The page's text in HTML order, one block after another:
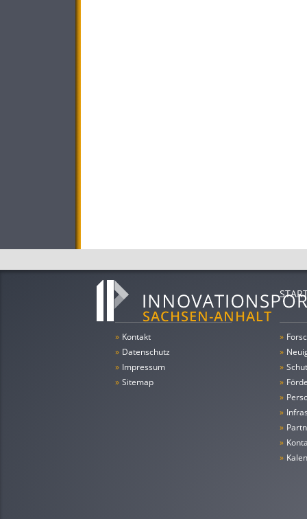
» Kontakt
» Datenschutz
» Impressum
» Sitemap
»
»
»
»
»
»
»
»
»